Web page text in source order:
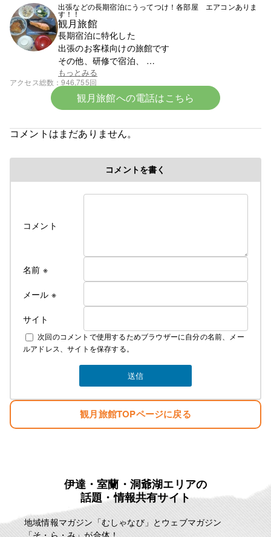
出張などの長期宿泊にうってつけ！各部屋 エアコンありま
す！！
観月旅館
長期宿泊に特化した
出張のお客様向けの旅館です
その他、研修で宿泊、
スポーツ少年団での団体宿泊なども受け付けており
ます
まずはお電話ください。0142-23-1393です。
令和８年各部屋エアコン導入により
なお、詳しいご料金につきましては
下記にて説明しております
素泊まり ￥4000 税込み ￥4400
夕食 ￥1300 税込み ￥1430
朝食 ￥700 税込み ￥770
お弁当 ￥750 税込み ￥825
例として
一泊三食 ￥6750 税込み ￥7425
一泊二食 ￥6000 税込み ￥6600
一泊夕食 ￥5300 税込み ￥5830
もっとみる
アクセス総数 946,755回
観月旅館への電話はこちら
コメントはまだありません。
コメントを書く
コメント
名前 ※
メール ※
サイト
次回のコメントで使用するためブラウザーに自分の名前、メー
ルアドレス、サイトを保存する。
観月旅館TOPページに戻る
伊達・室蘭・洞爺湖エリアの
話題・情報共有サイト
地域情報マガジン「むしゃなび」とウェブマガジン
「そ・ら・み」が合体！